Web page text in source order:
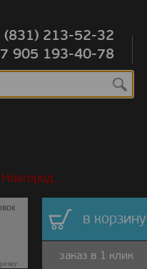
(831) 213-52-32
905 193-40-78
в корзину
заказ в 1 клик